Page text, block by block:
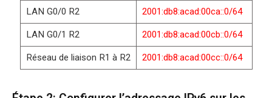
LAN G0/0 R2 2001:db8:acad:00ca::0/64
LAN G0/1 R2 2001:db8:acad:00cb::0/64
Réseau de liaison R1 à R2 2001:db8:acad:00cc::0/64